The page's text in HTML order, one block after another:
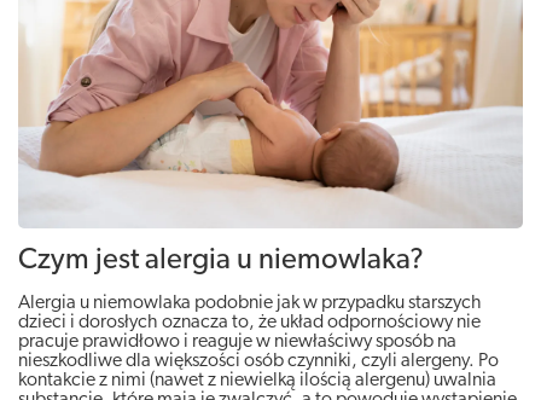
Czym jest alergia u niemowlaka?
Alergia u niemowlaka podobnie jak w przypadku starszych
dzieci i dorosłych oznacza to, że układ odpornościowy nie
pracuje prawidłowo i reaguje w niewłaściwy sposób na
nieszkodliwe dla większości osób czynniki, czyli alergeny. Po
kontakcie z nimi (nawet z niewielką ilością alergenu) uwalnia